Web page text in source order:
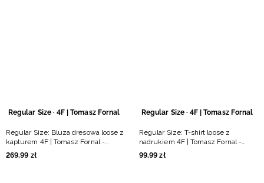
Regular Size · 4F | Tomasz Fornal
Regular Size: Bluza dresowa loose z
kapturem 4F | Tomasz Fornal -
czarna
269,99 zł
Regular Size · 4F | Tomasz Fornal
Regular Size: T-shirt loose z
nadrukiem 4F | Tomasz Fornal -
kremowy
99,99 zł